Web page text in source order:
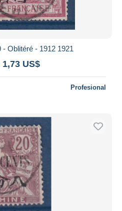
- Oblitéré - 1912 1921
1,73 US$
Profesional